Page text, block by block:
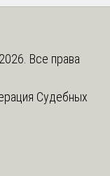
Все права
Судебных